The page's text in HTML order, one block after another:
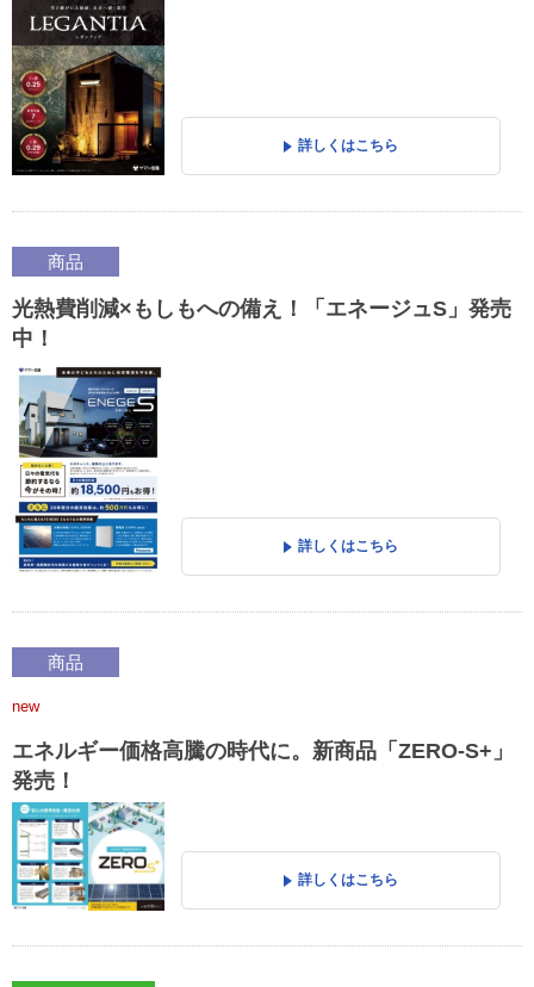
詳しくはこちら
商品
光熱費削減×もしもへの備え！「エネージュS」発売
中！
詳しくはこちら
商品
new
エネルギー価格高騰の時代に。新商品「ZERO-S+」
発売！
詳しくはこちら